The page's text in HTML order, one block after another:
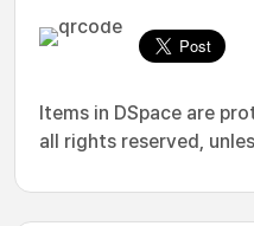
Items in DSpace are
all rights reserved,